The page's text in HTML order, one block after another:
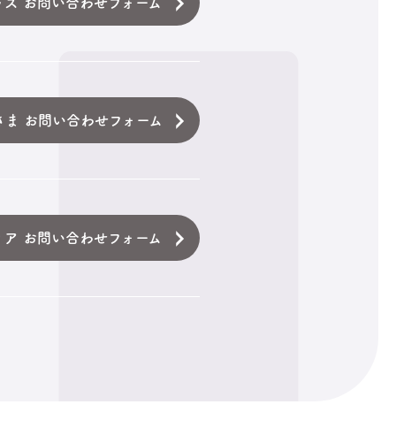
ま お問い合わせフォーム
ア お問い合わせフォーム